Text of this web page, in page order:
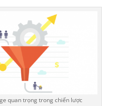
quan trọng trong chiến lược